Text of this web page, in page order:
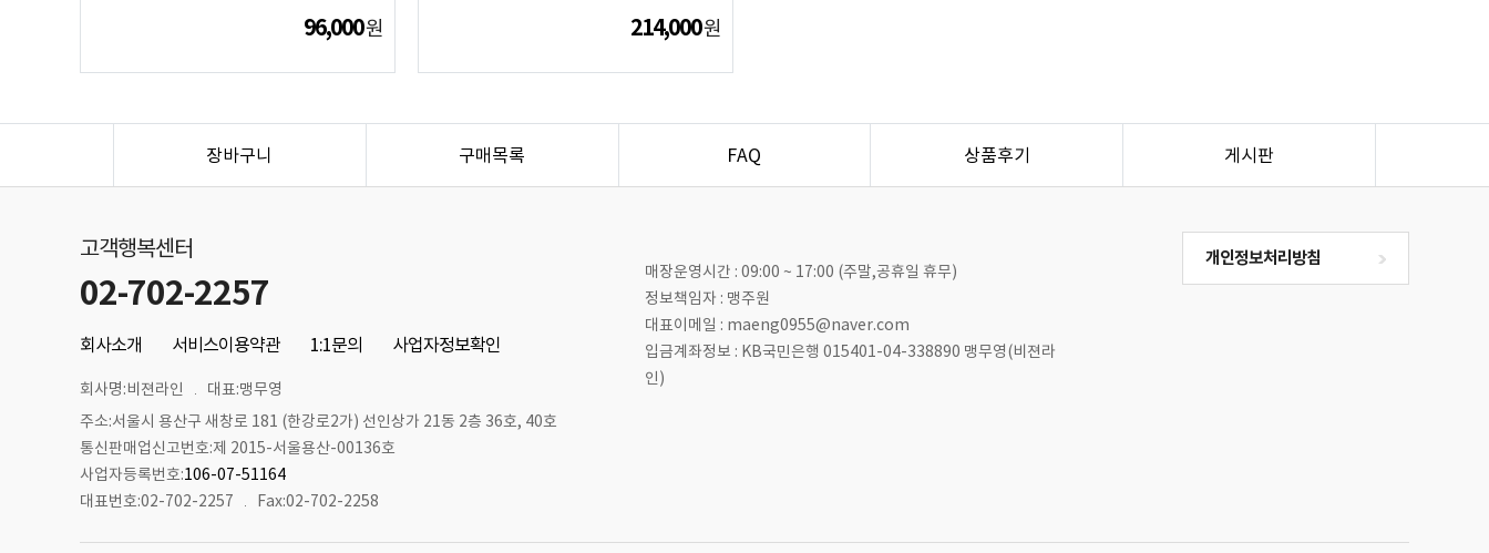
96,000원 214,000원
장바구니 구매목록 FAQ 상품후기 게시판
고객행복센터
02-702-2257
회사소개 서비스이용약관 1:1문의 사업자정보확인
회사명:비젼라인
대표:맹무영
주소:서울시 용산구 새창로 181 (한강로2가) 선인상가 21동 2층 36호, 40호
통신판매업신고번호:제 2015-서울용산-00136호
사업자등록번호:106-07-51164
대표번호:02-702-2257
Fax:02-702-2258
매장운영시간 : 09:00 ~ 17:00 (주말,공휴일 휴무)
정보책임자 : 맹주원
대표이메일 : maeng0955@naver.com
입금계좌정보 : KB국민은행 015401-04-338890 맹무영(비젼라
인)
개인정보처리방침